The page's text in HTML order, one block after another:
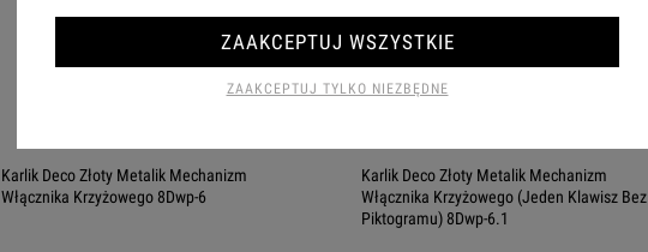
Karlik Deco Złoty Metalik Mechanizm
Włącznika Krzyżowego 8Dwp-6
Karlik Deco Złoty Metalik Mechanizm
Włącznika Krzyżowego (Jeden Klawisz Bez
Piktogramu) 8Dwp-6.1
ZAAKCEPTUJ TYLKO NIEZBĘDNE
ZAAKCEPTUJ WSZYSTKIE